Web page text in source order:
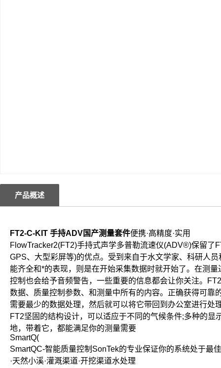
产品概述
FT2-C-KIT 手持ADV国产测量套件便携·高精度·实用
FlowTracker2(FT2)手持式声学多普勒流速仪(ADV®)保留了
GPS、大型彩屏等)的优点。受到来自于水文学家、科研人
能齐全和*的表现，则是在开始采集数据时就开始了。在测
控制也会给予音频警告，一些重要的信息都会让你关注。
数据、质量控制参数、和测量中所有的内容。正确获得可
需要最少的数据处理，然后就可以将它带回到办公室进行处
FT2坚固的结构设计，可以适应于不同的气候条件;多种的
地，带着它，都能满足你的测量需要
SmartQ(
SmartQC-智能质量控制SonTek的专业保证你的系统处于最
·天然小溪·灌溉渠道·开挖渠道水处理